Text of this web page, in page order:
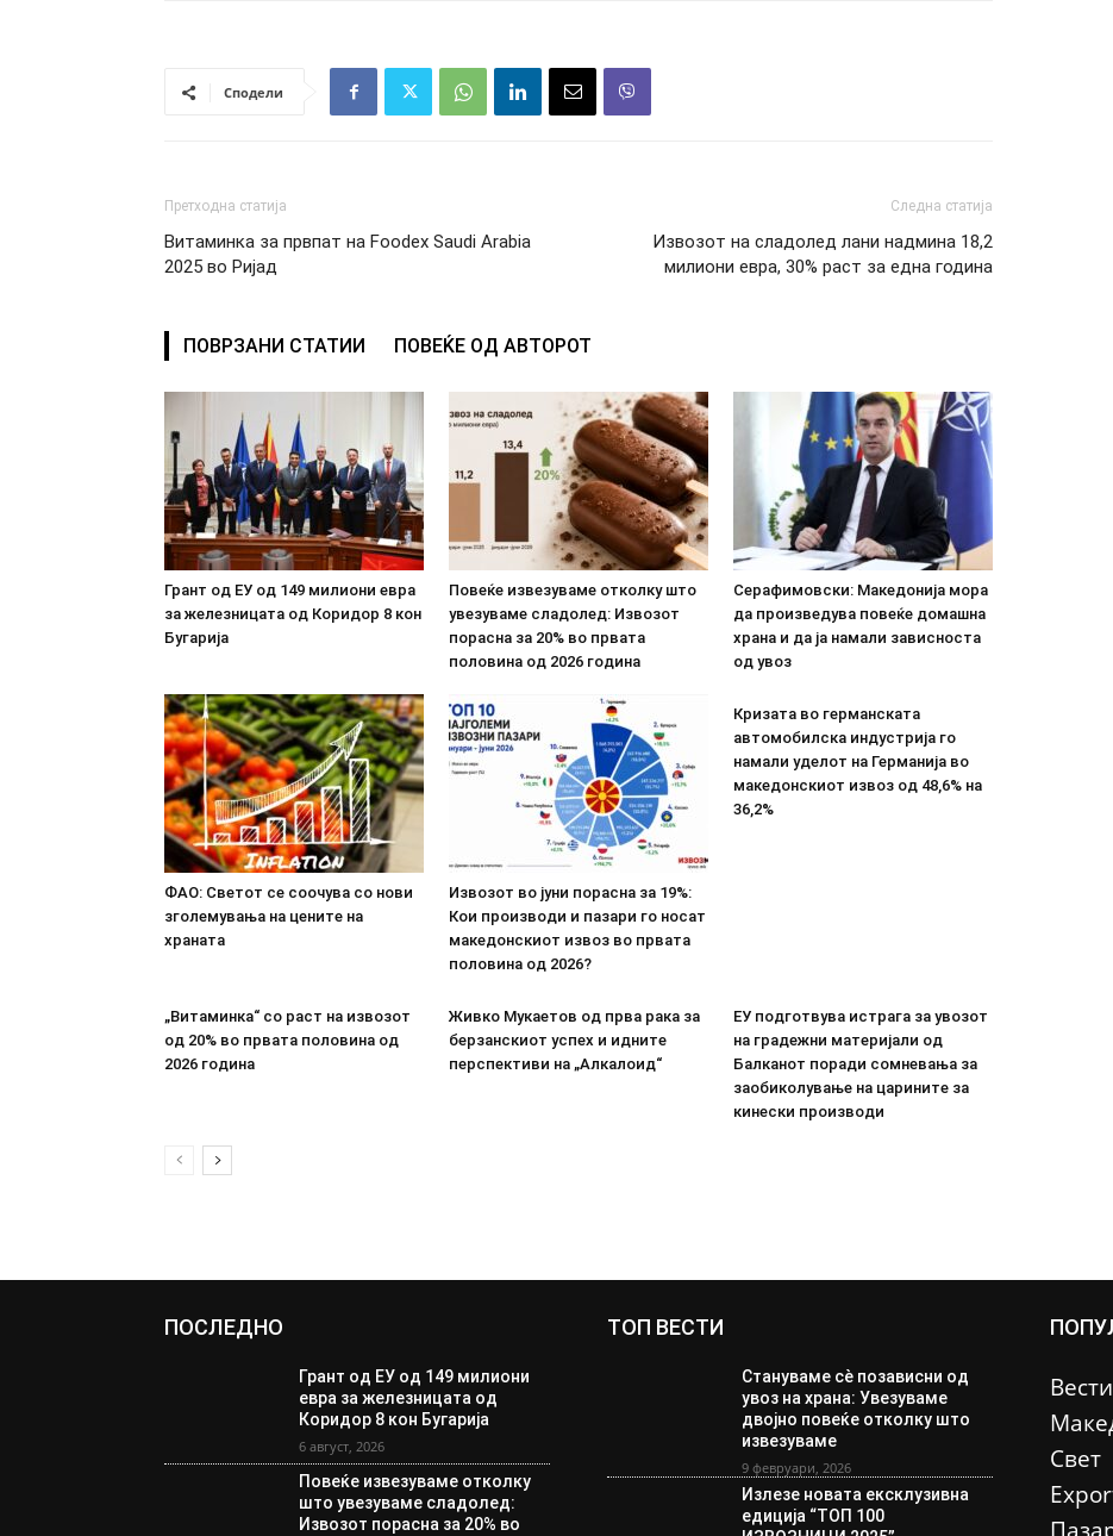
Сподели
Претходна статија
Витаминка за првпат на Foodex Saudi Arabia
2025 во Ријад
Следна статија
Извозот на сладолед лани надмина 18,2
милиони евра, 30% раст за една година
ПОВРЗАНИ СТАТИИ ПОВЕЌЕ ОД АВТОРОТ
Грант од ЕУ од 149 милиони евра
за железницата од Коридор 8 кон
Бугарија
Повеќе извезуваме отколку што
увезуваме сладолед: Извозот
порасна за 20% во првата
половина од 2026 година
Серафимовски: Македонија мора
да произведува повеќе домашна
храна и да ја намали зависноста
од увоз
ФАО: Светот се соочува со нови
зголемувања на цените на
храната
Извозот во јуни порасна за 19%:
Кои производи и пазари го носат
македонскиот извоз во првата
половина од 2026?
Кризата во германската
автомобилска индустрија го
намали уделот на Германија во
македонскиот извоз од 48,6% на
36,2%
„Витаминка“ со раст на извозот
од 20% во првата половина од
2026 година
Живко Мукаетов од прва рака за
берзанскиот успех и идните
перспективи на „Алкалоид“
ЕУ подготвува истрага за увозот
на градежни материјали од
Балканот поради сомневања за
заобиколување на царините за
кинески производи
ПОСЛЕДНО
Грант од ЕУ од 149 милиони
евра за железницата од
Коридор 8 кон Бугарија
6 август, 2026
Повеќе извезуваме отколку
што увезуваме сладолед:
Извозот порасна за 20% во
ТОП ВЕСТИ
Стануваме сè позависни од
увоз на храна: Увезуваме
двојно повеќе отколку што
извезуваме
9 февруари, 2026
Излезе новата ексклузивна
едиција “ТОП 100
Вести
Свет